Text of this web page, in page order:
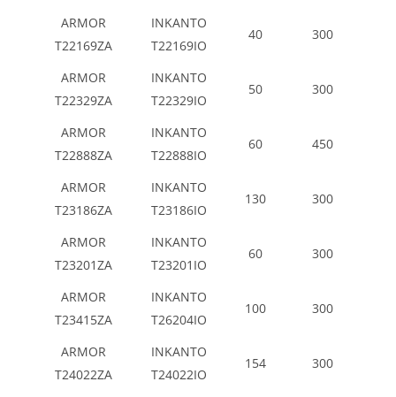
ARMOR
T22169ZA
INKANTO
T22169IO
40 300
ARMOR
T22329ZA
INKANTO
T22329IO
50 300
ARMOR
T22888ZA
INKANTO
T22888IO
60 450
ARMOR
T23186ZA
INKANTO
T23186IO
130 300
ARMOR
T23201ZA
INKANTO
T23201IO
60 300
ARMOR
T23415ZA
INKANTO
T26204IO
100 300
ARMOR
T24022ZA
INKANTO
T24022IO
154 300